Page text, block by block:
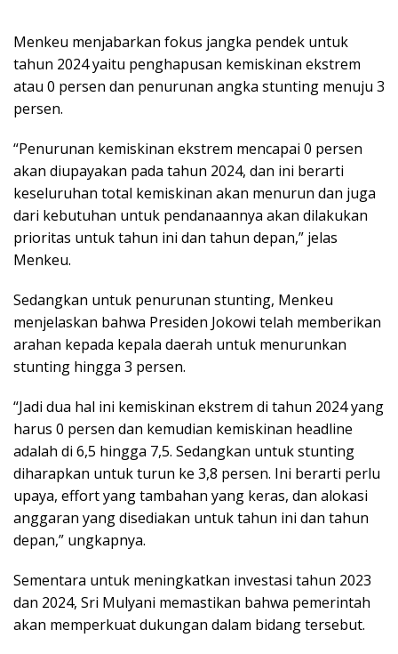
Menkeu menjabarkan fokus jangka pendek untuk
tahun 2024 yaitu penghapusan kemiskinan ekstrem
atau 0 persen dan penurunan angka stunting menuju 3
persen.
“Penurunan kemiskinan ekstrem mencapai 0 persen
akan diupayakan pada tahun 2024, dan ini berarti
keseluruhan total kemiskinan akan menurun dan juga
dari kebutuhan untuk pendanaannya akan dilakukan
prioritas untuk tahun ini dan tahun depan,” jelas
Menkeu.
Sedangkan untuk penurunan stunting, Menkeu
menjelaskan bahwa Presiden Jokowi telah memberikan
arahan kepada kepala daerah untuk menurunkan
stunting hingga 3 persen.
“Jadi dua hal ini kemiskinan ekstrem di tahun 2024 yang
harus 0 persen dan kemudian kemiskinan headline
adalah di 6,5 hingga 7,5. Sedangkan untuk stunting
diharapkan untuk turun ke 3,8 persen. Ini berarti perlu
upaya, effort yang tambahan yang keras, dan alokasi
anggaran yang disediakan untuk tahun ini dan tahun
depan,” ungkapnya.
Sementara untuk meningkatkan investasi tahun 2023
dan 2024, Sri Mulyani memastikan bahwa pemerintah
akan memperkuat dukungan dalam bidang tersebut.